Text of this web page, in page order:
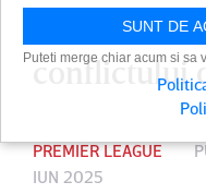
luna de
conflictului
PREMIER LEAGUE
IUN 2025
SUNT DE
Puteti merge chiar acum si